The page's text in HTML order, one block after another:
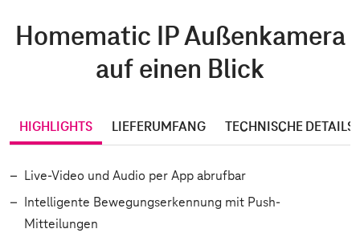
Homematic IP Außenkamera
auf einen Blick
HIGHLIGHTS LIEFERUMFANG TECHNISCHE DETAILS
Live-Video und Audio per App abrufbar
Intelligente Bewegungserkennung mit Push-
Mitteilungen